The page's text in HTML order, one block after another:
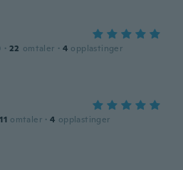
· 22 omtaler · 4 opplastinger
omtaler · 4 opplastinger